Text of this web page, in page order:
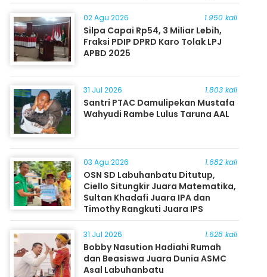
Masyarakat
02 Agu 2026 1.950 kali
Silpa Capai Rp54, 3 Miliar Lebih,
Fraksi PDIP DPRD Karo Tolak LPJ
APBD 2025
31 Jul 2026 1.803 kali
Santri PTAC Damulipekan Mustafa
Wahyudi Rambe Lulus Taruna AAL
03 Agu 2026 1.682 kali
OSN SD Labuhanbatu Ditutup,
Ciello Situngkir Juara Matematika,
Sultan Khadafi Juara IPA dan
Timothy Rangkuti Juara IPS
31 Jul 2026 1.628 kali
Bobby Nasution Hadiahi Rumah
dan Beasiswa Juara Dunia ASMC
Asal Labuhanbatu